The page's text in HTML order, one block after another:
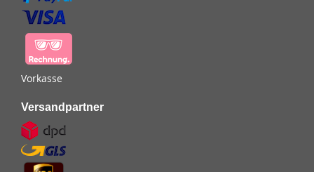
Vorkasse
Versandpartner